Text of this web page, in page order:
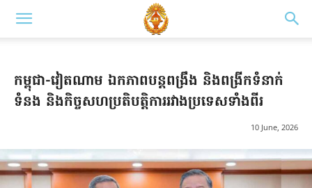
កម្ពុជា-វៀតណាម ឯកភាពបន្តពង្រឹង និងពង្រីកទំនាក់
ទំនង និងកិច្ចសហប្រតិបត្តិការរវាងប្រទេសទាំងពីរ
10 June, 2026